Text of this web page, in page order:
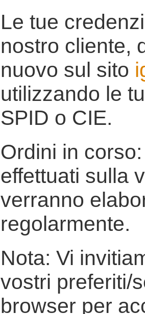
Le tue
nostro cliente,
nuovo sul sito
utilizzando le
SPID o CIE.
Ordini in
effettuati sulla
verranno
regolarmente.
Nota: Vi
vostri preferiti/
browser per